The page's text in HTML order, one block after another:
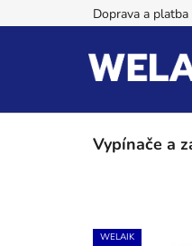
na
Doprava a platba
Vypínače a
WELAIK